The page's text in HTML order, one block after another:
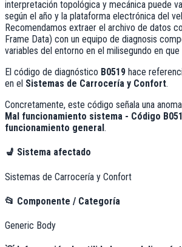
interpretación topológica y mecánica puede
según el año y la plataforma electrónica del
Recomendamos extraer el archivo de datos
Frame Data) con un equipo de diagnosis
variables del entorno en el milisegundo en
El código de diagnóstico B0519 hace
en el Sistemas de Carrocería y Confort.
Concretamente, este código señala una
Mal funcionamiento sistema - Código
funcionamiento general.
💺 Sistema afectado
Sistemas de Carrocería y Confort
📂 Componente / Categoría
Generic Body